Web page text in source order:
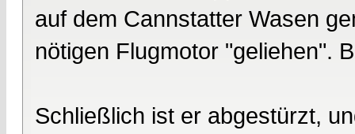
auf dem Cannstatter Wasen
nötigen Flugmotor "geliehen".
Schließlich ist er abgestürzt,